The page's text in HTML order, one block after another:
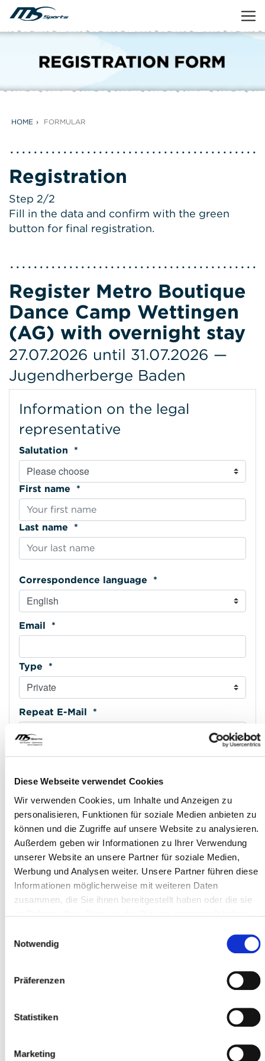
Diese Webseite verwendet Cookies
Wir verwenden Cookies, um Inhalte und Anzeigen zu
personalisieren, Funktionen für soziale Medien anbieten zu
können und die Zugriffe auf unsere Website zu analysieren.
Außerdem geben wir Informationen zu Ihrer Verwendung
unserer Website an unsere Partner für soziale Medien,
Werbung und Analysen weiter. Unsere Partner führen diese
Informationen möglicherweise mit weiteren Daten
zusammen, die Sie ihnen bereitgestellt haben oder die sie
Notwendig
Präferenzen
Statistiken
Marketing
HOME FORMULAR
Registration
Step 2/2
Fill in the data and confirm with the green
button for final registration.
Register Metro Boutique
Dance Camp Wettingen
(AG) with overnight stay
27.07.2026 until 31.07.2026 —
Jugendherberge Baden
Information on the legal
representative
Salutation *
First name *
Last name *
Correspondence language *
Email *
Type *
Repeat E-Mail *
Phone mobile *
Type *
Address line 1 *
Postal code *
City *